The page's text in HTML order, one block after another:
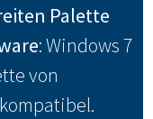
Palette
: Windows 7
von